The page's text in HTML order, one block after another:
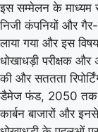
इस सम्मेलन के माध्यम से
निजी कंपनियों और
लाया गया और इस
धोखाधड़ी परीक्षक और
की और सततता
डैमेज फंड, 2050 तक
कार्बन बाजारों और